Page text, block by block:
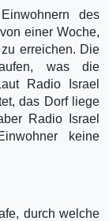
des
einer Woche,
erreichen. Die
was die
Radio Israel
das Dorf liege
Radio Israel
keine
durch welche